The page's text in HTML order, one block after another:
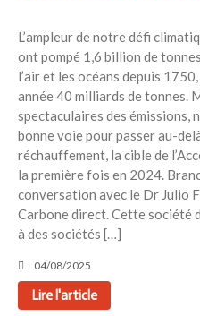
L’ampleur de notre défi
ont pompé 1,6 billion de
l’air et les océans depuis
année 40 milliards de tonnes.
spectaculaires des émissions,
bonne voie pour passer au-
réchauffement, la cible de
la première fois en 2024.
conversation avec le Dr Julio
Carbone direct. Cette société
à des sociétés […]
04/08/2025
Lire l'article